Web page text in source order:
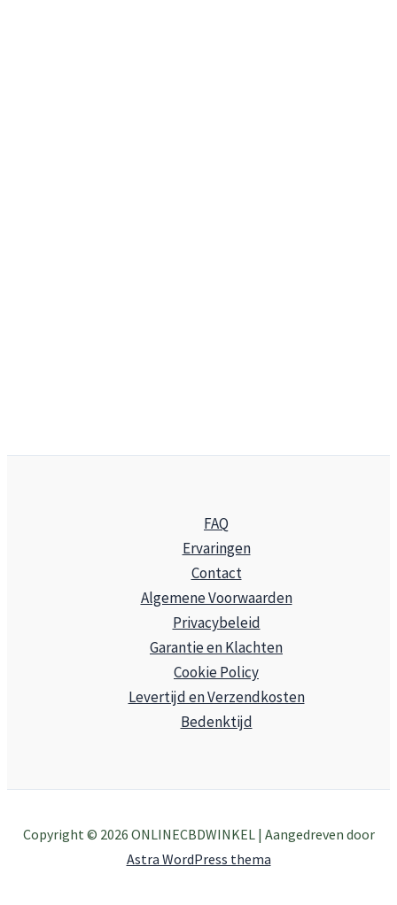
FAQ
Ervaringen
Contact
Algemene Voorwaarden
Privacybeleid
Garantie en Klachten
Cookie Policy
Levertijd en Verzendkosten
Bedenktijd
Copyright © 2026 ONLINECBDWINKEL | Aangedreven door
Astra WordPress thema